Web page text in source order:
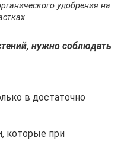
удобрения на
нужно соблюдать
в достаточно
которые при